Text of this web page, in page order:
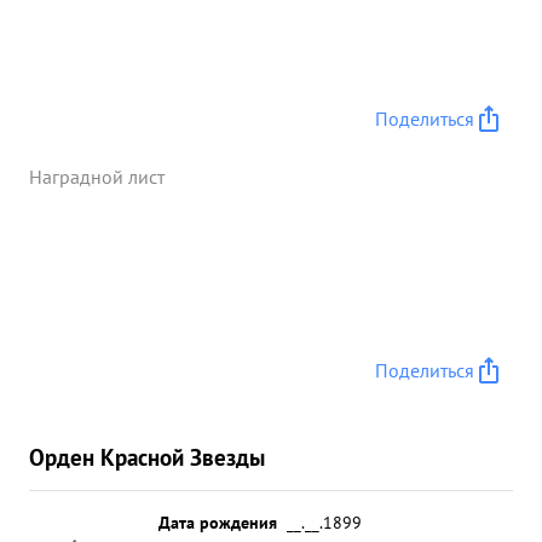
Поделиться
Наградной лист
Поделиться
Орден Красной Звезды
Дата рождения __.__.1899